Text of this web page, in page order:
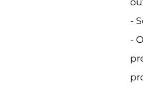
-
-